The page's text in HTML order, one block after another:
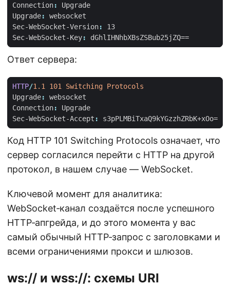
Connection:
Upgrade
Upgrade:
websocket
Sec-WebSocket-Version:
13
Sec-WebSocket-Key: dGhlIHNhbXBsZSBub25jZQ==
Ответ сервера:
HTTP/1.1 101
Switching Protocols
Upgrade:
websocket
Connection:
Upgrade
Sec-WebSocket-Accept : s3pPLMBiTxaQ9kYGzzhZRbK+xOo=
Код HTTP 101 Switching Protocols означает, что
сервер согласился перейти с HTTP на другой
протокол, в нашем случае — WebSocket.
Ключевой момент для аналитика:
WebSocket‑канал создаётся после успешного
HTTP‑апгрейда, и до этого момента у вас
самый обычный HTTP‑запрос с заголовками и
всеми ограничениями прокси и шлюзов.
ws:// и wss://: схемы URI